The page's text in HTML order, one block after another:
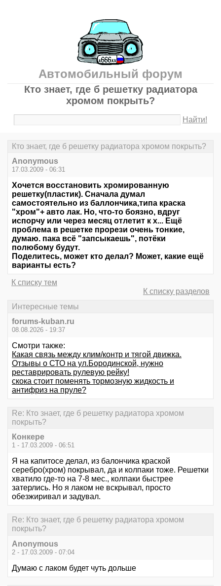
Автомобильный форум
Кто знает, где б решетку радиатора
хромом покрыть?
Найти!
Кто знает, где б решетку радиатора хромом покрыть?
Anonymous
17.03.2009 - 06:31
Хочется восстановить хромированную
решетку(пластик). Сначала думал
самостоятельно из баллончика,типа краска
"хром"+ авто лак. Но, что-то боязно, вдруг
испорчу или через месяц отлетит к х... Ещё
проблема в решетке прорези очень тонкие,
думаю. пака всё "запсыкаешь", потёки
полюбому будут.
Поделитесь, может кто делал? Может, какие ещё
варианты есть?
К списку тем
К списку разделов
Интересные темы
forums-kuban.ru
08.08.2026 - 19:37
Смотри также:
Какая связь между клим/контр и тягой движка.
Отзывы о СТО на ул.Бородинской, нужно
реставрировать рулевую рейку!
скока стоит поменять тормозную жидкость и
антифриз на пруле?
Re: Кто знает, где б решетку радиатора хромом
покрыть?
Конкере
1 - 17.03.2009 - 06:51
Я на капитосе делал, из балончика краской
серебро(хром) покрывал, да и колпаки тоже. Решетки
хватило где-то на 7-8 мес., колпаки быстрее
затерлись. Но я лаком не вскрывал, просто
обезжиривал и задувал.
Re: Кто знает, где б решетку радиатора хромом
покрыть?
Anonymous
2 - 17.03.2009 - 07:04
Думаю с лаком будет чуть дольше